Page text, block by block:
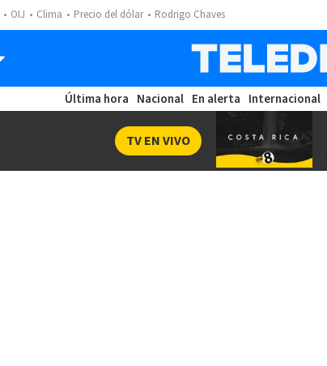
OIJ Clima Precio del dólar Rodrigo Chaves
Última hora Nacional En alerta Internacional
TV EN VIVO